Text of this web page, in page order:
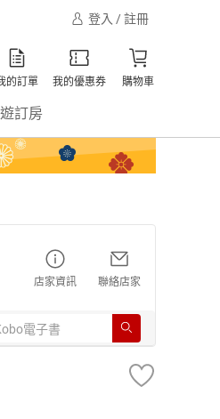
登入 / 註冊
的訂單 我的優惠券 購物車
訂房
店家資訊 聯絡店家